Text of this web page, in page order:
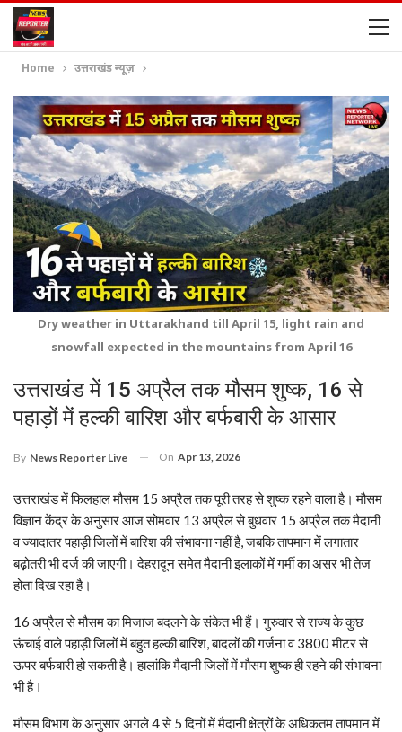
Home उत्तराखंड न्यूज़
Dry weather in Uttarakhand till April 15, light rain and
snowfall expected in the mountains from April 16
उत्तराखंड में 15 अप्रैल तक मौसम शुष्क, 16 से
पहाड़ों में हल्की बारिश और बर्फबारी के आसार
By News Reporter Live On Apr 13, 2026
उत्तराखंड में फिलहाल मौसम 15 अप्रैल तक पूरी तरह से शुष्क रहने वाला है। मौसम
विज्ञान केंद्र के अनुसार आज सोमवार 13 अप्रैल से बुधवार 15 अप्रैल तक मैदानी
व ज्यादातर पहाड़ी जिलों में बारिश की संभावना नहीं है, जबकि तापमान में लगातार
बढ़ोतरी भी दर्ज की जाएगी। देहरादून समेत मैदानी इलाकों में गर्मी का असर भी तेज
होता दिख रहा है।
16 अप्रैल से मौसम का मिजाज बदलने के संकेत भी हैं। गुरुवार से राज्य के कुछ
ऊंचाई वाले पहाड़ी जिलों में बहुत हल्की बारिश, बादलों की गर्जना व 3800 मीटर से
ऊपर बर्फबारी हो सकती है। हालांकि मैदानी जिलों में मौसम शुष्क ही रहने की संभावना
भी है।
मौसम विभाग के अनुसार अगले 4 से 5 दिनों में मैदानी क्षेत्रों के अधिकतम तापमान में